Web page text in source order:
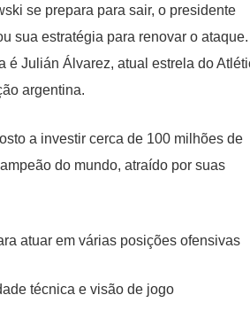
se prepara para sair, o presidente
sua estratégia para renovar o
é Julián Álvarez, atual estrela do
argentina.
a investir cerca de 100 milhões de
do mundo, atraído por suas
atuar em várias posições ofensivas
técnica e visão de jogo